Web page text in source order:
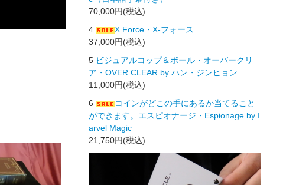
70,000円(税込)
4
X Force・X-フォース
37,000円(税込)
5 ビジュアルコップ＆ボール・オーバークリ
ア・OVER CLEAR by ハン・ジンヒョン
11,000円(税込)
6
コインがどこの手にあるか当てること
ができます。エスピオナージ・Espionage by I
arvel Magic
21,750円(税込)